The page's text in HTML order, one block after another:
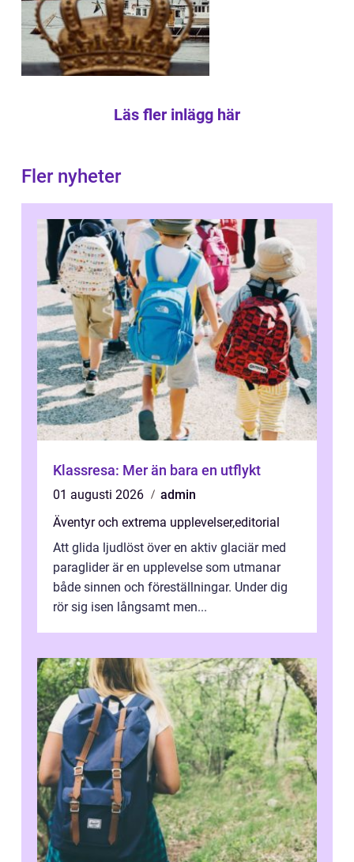
Läs fler inlägg här
Fler nyheter
Klassresa: Mer än bara en utflykt
01 augusti 2026
admin
Äventyr och extrema upplevelser,editorial
Att glida ljudlöst över en aktiv glaciär med
paraglider är en upplevelse som utmanar
både sinnen och föreställningar. Under dig
rör sig isen långsamt men...